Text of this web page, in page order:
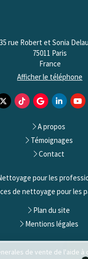
35 rue Robert et Sonia
75011 Paris
France
Afficher le téléphone
A propos
Témoignages
Contact
pour les
de nettoyage pour les
Plan du site
Mentions légales
de vente de l'aide à